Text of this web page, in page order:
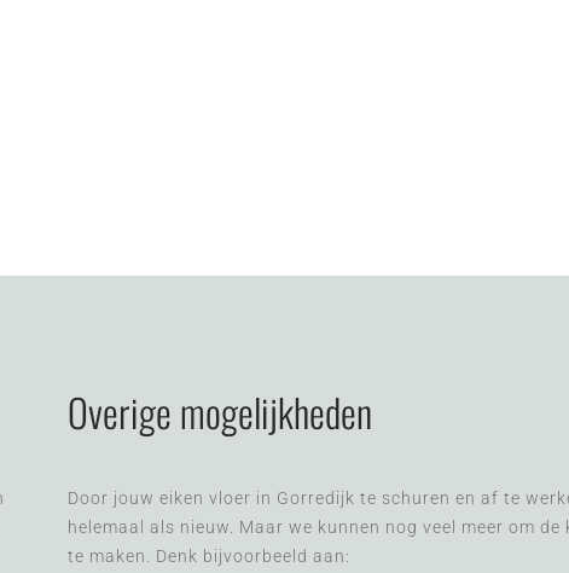
Overige mogelijkheden
Door jouw eiken vloer in Gorredijk te schuren en af te
helemaal als nieuw. Maar we kunnen nog veel meer om
te maken. Denk bijvoorbeeld aan: